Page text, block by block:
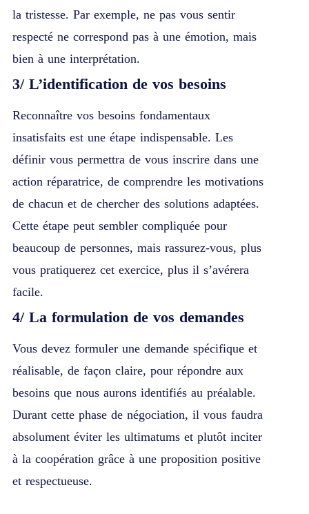
la tristesse. Par exemple, ne pas vous sentir
respecté ne correspond pas à une émotion, mais
bien à une interprétation.
3/ L’identification de vos besoins
Reconnaître vos besoins fondamentaux
insatisfaits est une étape indispensable. Les
définir vous permettra de vous inscrire dans une
action réparatrice, de comprendre les motivations
de chacun et de chercher des solutions adaptées.
Cette étape peut sembler compliquée pour
beaucoup de personnes, mais rassurez-vous, plus
vous pratiquerez cet exercice, plus il s’avérera
facile.
4/ La formulation de vos demandes
Vous devez formuler une demande spécifique et
réalisable, de façon claire, pour répondre aux
besoins que nous aurons identifiés au préalable.
Durant cette phase de négociation, il vous faudra
absolument éviter les ultimatums et plutôt inciter
à la coopération grâce à une proposition positive
et respectueuse.